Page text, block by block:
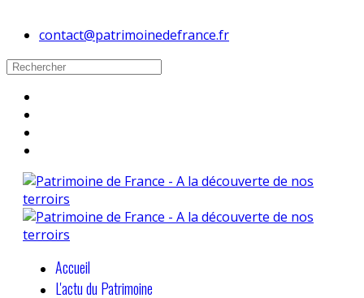
contact@patrimoinedefrance.fr
Accueil
L'actu du Patrimoine